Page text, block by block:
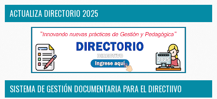
ACTUALIZA DIRECTORIO 2025
SISTEMA DE GESTIÓN DOCUMENTARIA PARA EL DIRECTIIVO